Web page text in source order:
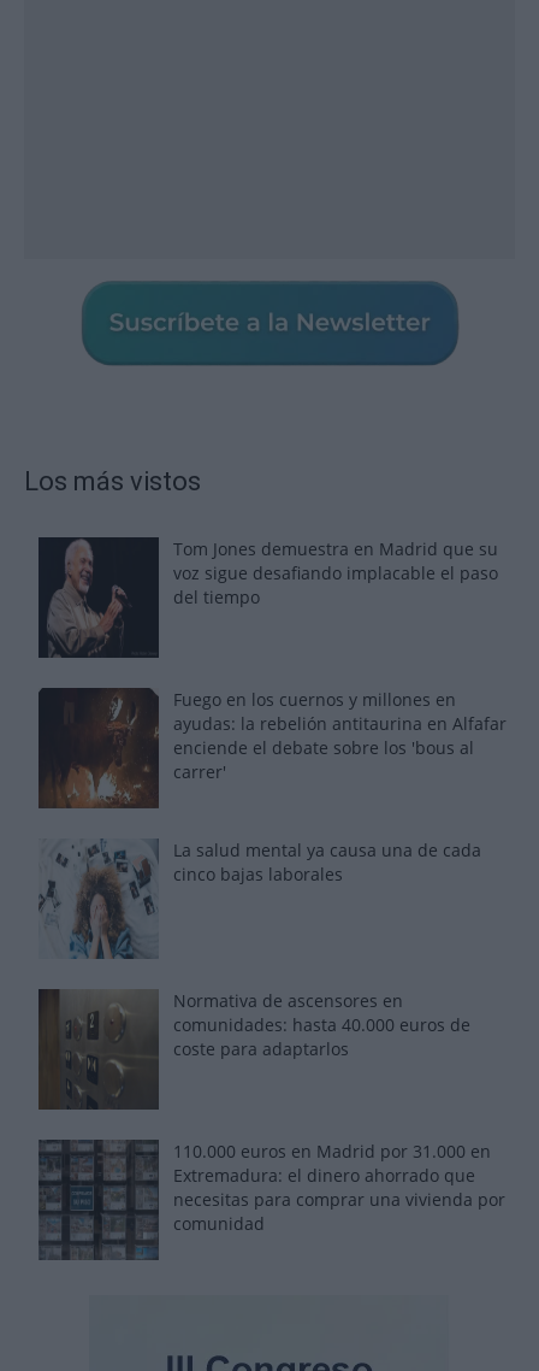
Los más vistos
Tom Jones demuestra en Madrid que su
voz sigue desafiando implacable el paso
del tiempo
Fuego en los cuernos y millones en
ayudas: la rebelión antitaurina en Alfafar
enciende el debate sobre los 'bous al
carrer'
La salud mental ya causa una de cada
cinco bajas laborales
Normativa de ascensores en
comunidades: hasta 40.000 euros de
coste para adaptarlos
110.000 euros en Madrid por 31.000 en
Extremadura: el dinero ahorrado que
necesitas para comprar una vivienda por
comunidad